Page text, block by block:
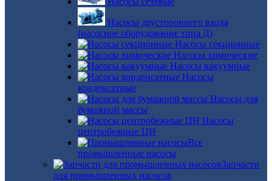
Насосы двустороннего входа
(насосное оборудование типа Д)
Насосы секционные
Насосы химические
Насосы вакуумные
Насосы
конденсатные
Насосы для
бумажной массы
Насосы
центробежные ЦН
Все
промышленные насосы
Запчасти
для промышленных насосов